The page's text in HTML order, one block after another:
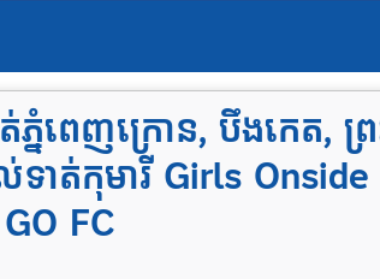
នំពេញក្រោន, បឹងកេត, ព្
ទាត់​​កុមារី​​ Girls
FC